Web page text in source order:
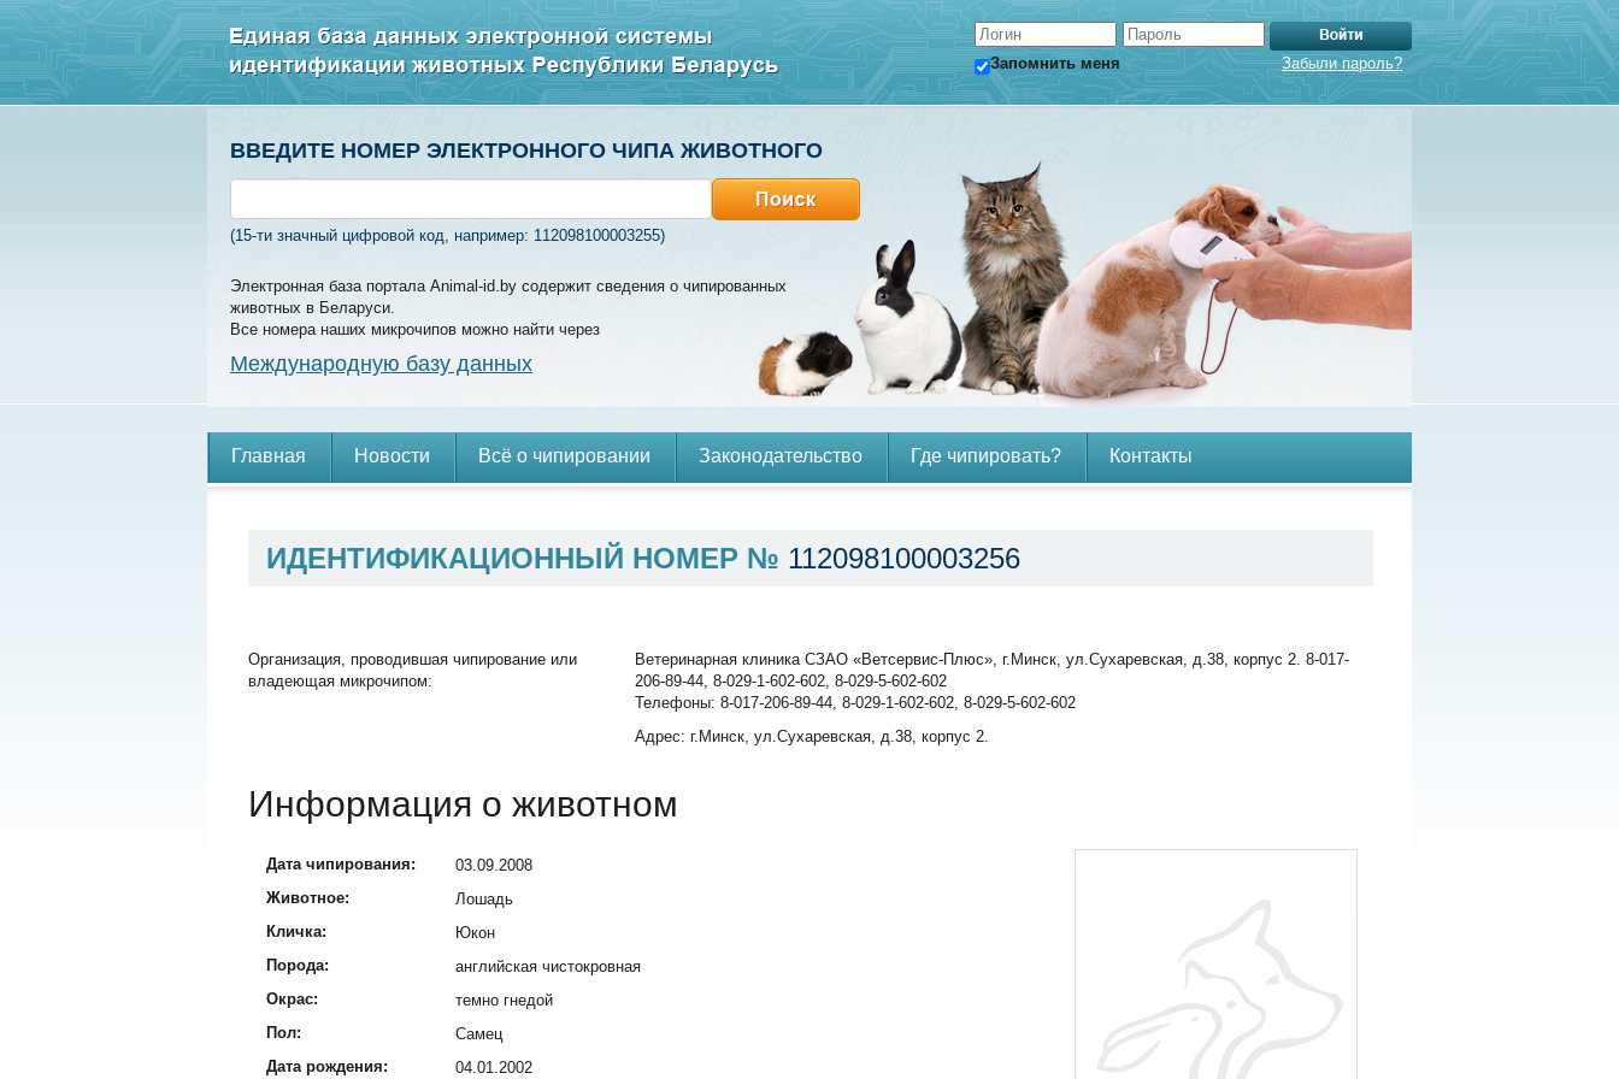
Запомнить меня Забыли пароль?
ВВЕДИТЕ НОМЕР ЭЛЕКТРОННОГО ЧИПА ЖИВОТНОГО
(15-ти значный цифровой код, например: 112098100003255)
Электронная база портала Animal-id.by содержит сведения о чипированных
животных в Беларуси.
Все номера наших микрочипов можно найти через
Международную базу данных
Главная Новости Всё о чипировании Законодательство Где чипировать? Контакты
ИДЕНТИФИКАЦИОННЫЙ НОМЕР № 112098100003256
Организация, проводившая чипирование или
владеющая микрочипом:
Ветеринарная клиника СЗАО «Ветсервис-Плюс», г.Минск, ул.Сухаревская, д.38, корпус 2. 8-017-
206-89-44, 8-029-1-602-602, 8-029-5-602-602
Телефоны: 8-017-206-89-44, 8-029-1-602-602, 8-029-5-602-602
Адрес: г.Минск, ул.Сухаревская, д.38, корпус 2.
Информация о животном
Дата чипирования:
03.09.2008
Животное:
Лошадь
Кличка:
Юкон
Порода:
английская чистокровная
Окрас:
темно гнедой
Пол:
Самец
Дата рождения:
04.01.2002